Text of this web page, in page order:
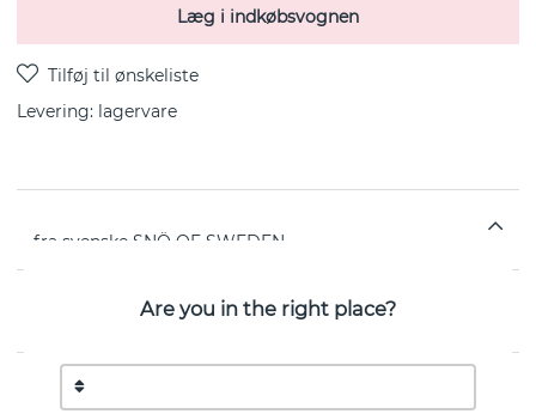
Læg i indkøbsvognen
Levering: lagervare
fra svenske SNÖ OF SWEDEN
EGENSKABERAre you in the right place?